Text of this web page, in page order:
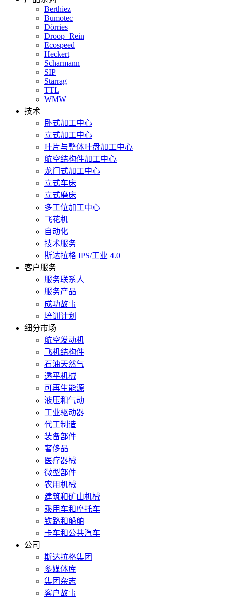
Berthiez
Bumotec
Dörries
Droop+Rein
Ecospeed
Heckert
Scharmann
SIP
Starrag
TTL
WMW
技术
卧式加工中心
立式加工中心
叶片与整体叶盘加工中心
航空结构件加工中心
龙门式加工中心
立式车床
立式磨床
多工位加工中心
飞花机
自动化
技术服务
斯达拉格 IPS/工业 4.0
客户服务
服务联系人
服务产品
成功故事
培训计划
细分市场
航空发动机
飞机结构件
石油天然气
透平机械
可再生能源
液压和气动
工业驱动器
代工制造
装备部件
奢侈品
医疗器械
微型部件
农用机械
建筑和矿山机械
乘用车和摩托车
铁路和船舶
卡车和公共汽车
公司
斯达拉格集团
多媒体库
集团杂志
客户故事